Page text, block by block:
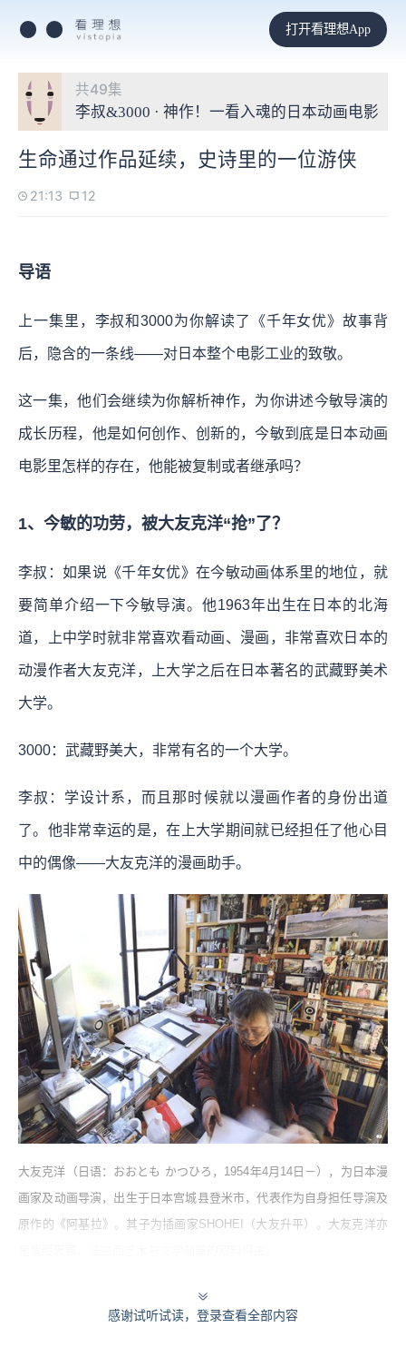
打开看理想App
共49集
李叔&3000 · 神作！一看入魂的日本动画电影
生命通过作品延续，史诗里的一位游侠
21:13 12
导语
上一集里，李叔和3000为你解读了《千年女优》故事背
后，隐含的一条线——对日本整个电影工业的致敬。
这一集，他们会继续为你解析神作，为你讲述今敏导演的
成长历程，他是如何创作、创新的，今敏到底是日本动画
电影里怎样的存在，他能被复制或者继承吗？
1、今敏的功劳，被大友克洋“抢”了？
李叔：如果说《千年女优》在今敏动画体系里的地位，就
要简单介绍一下今敏导演。他1963年出生在日本的北海
道，上中学时就非常喜欢看动画、漫画，非常喜欢日本的
动漫作者大友克洋，上大学之后在日本著名的武藏野美术
大学。
3000：武藏野美大，非常有名的一个大学。
李叔：学设计系，而且那时候就以漫画作者的身份出道
了。他非常幸运的是，在上大学期间就已经担任了他心目
中的偶像——大友克洋的漫画助手。
大友克洋（日语：おおとも かつひろ，1954年4月14日－），为日本漫
画家及动画导演，出生于日本宫城县登米市，代表作为自身担任导演及
原作的《阿基拉》。其子为插画家SHOHEI（大友升平）。大友克洋亦
3000：他一边上学，一边学影像表达。他毕竟是想画漫
画，所以就各种投稿，跟大友克洋结识了之后，就去当大
感谢试听试读，登录查看全部内容